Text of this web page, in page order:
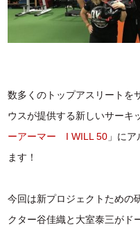
数多くのトップアスリートを
ウスが提供する新しいサーキ
ーアーマー I WILL 50 」に
ます！
今回は新プロジェクトための
クター谷佳織と大室泰三がド